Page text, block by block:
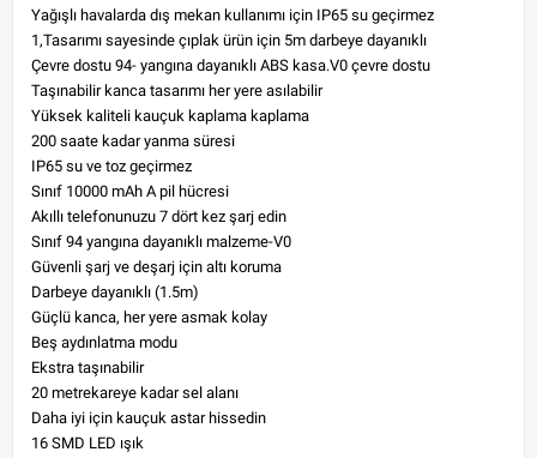
Yağışlı havalarda dış mekan kullanımı için IP65 su geçirmez
1,Tasarımı sayesinde çıplak ürün için 5m darbeye dayanıklı
Çevre dostu 94- yangına dayanıklı ABS kasa.V0 çevre dostu
Taşınabilir kanca tasarımı her yere asılabilir
Yüksek kaliteli kauçuk kaplama kaplama
200 saate kadar yanma süresi
IP65 su ve toz geçirmez
Sınıf 10000 mAh A pil hücresi
Akıllı telefonunuzu 7 dört kez şarj edin
Sınıf 94 yangına dayanıklı malzeme-V0
Güvenli şarj ve deşarj için altı koruma
Darbeye dayanıklı (1.5m)
Güçlü kanca, her yere asmak kolay
Beş aydınlatma modu
Ekstra taşınabilir
20 metrekareye kadar sel alanı
Daha iyi için kauçuk astar hissedin
16 SMD LED ışık